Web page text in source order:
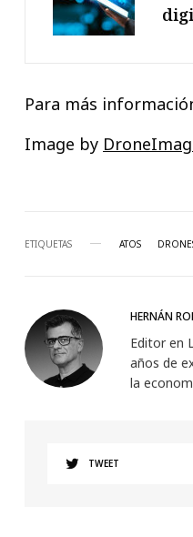
Para más
Image by
ETIQUETAS ATOS
HERNÁN
Editor en
años de
la
TWEET